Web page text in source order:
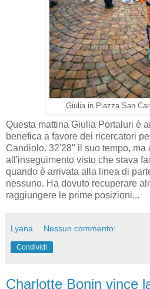
Giulia in Piazza San
Questa mattina Giulia Portaluri è
benefica a favore dei ricercatori
Candiolo. 32'28" il suo tempo, ma
all'inseguimento visto che stava
quando è arrivata alla linea di
nessuno. Ha dovuto recuperare
raggiungere le prime posizioni...
Lyana Nessun commento:
Condividi
Charlotte Bonin vince